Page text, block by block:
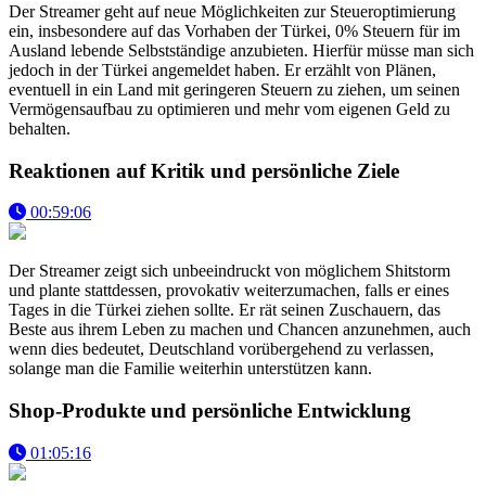
Der Streamer geht auf neue Möglichkeiten zur Steueroptimierung
ein, insbesondere auf das Vorhaben der Türkei, 0% Steuern für im
Ausland lebende Selbstständige anzubieten. Hierfür müsse man sich
jedoch in der Türkei angemeldet haben. Er erzählt von Plänen,
eventuell in ein Land mit geringeren Steuern zu ziehen, um seinen
Vermögensaufbau zu optimieren und mehr vom eigenen Geld zu
behalten.
Reaktionen auf Kritik und persönliche Ziele
00:59:06
Der Streamer zeigt sich unbeeindruckt von möglichem Shitstorm
und plante stattdessen, provokativ weiterzumachen, falls er eines
Tages in die Türkei ziehen sollte. Er rät seinen Zuschauern, das
Beste aus ihrem Leben zu machen und Chancen anzunehmen, auch
wenn dies bedeutet, Deutschland vorübergehend zu verlassen,
solange man die Familie weiterhin unterstützen kann.
Shop-Produkte und persönliche Entwicklung
01:05:16